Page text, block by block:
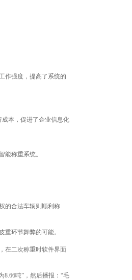
作强度，提高了系统的
本，促进了企业信息化
能称重系统。
的合法车辆则顺利称
环节舞弊的可能。
在二次称重时软件界面
吨”，然后播报：“毛